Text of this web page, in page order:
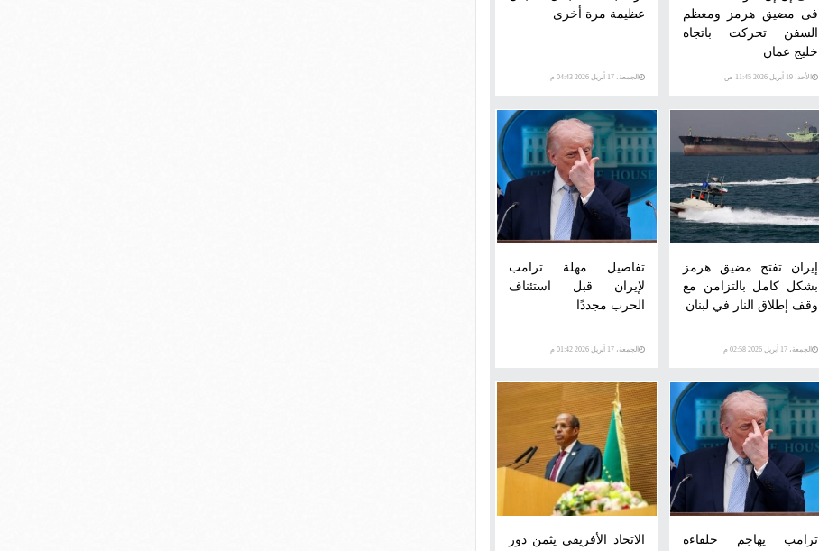
فى مضيق هرمز ومعظم
السفن تحركت باتجاه
خليج عمان
الأحد، 19 أبريل 2026 11:45 ص
عظيمة مرة أخرى
الجمعة، 17 أبريل 2026 04:43 م
إيران تفتح مضيق هرمز
بشكل كامل بالتزامن مع
وقف إطلاق النار في لبنان
الجمعة، 17 أبريل 2026 02:58 م
تفاصيل مهلة ترامب
لإيران قبل استئناف
الحرب مجددًا
الجمعة، 17 أبريل 2026 01:42 م
ترامب يهاجم حلفاءه
الاتحاد الأفريقي يثمن دور